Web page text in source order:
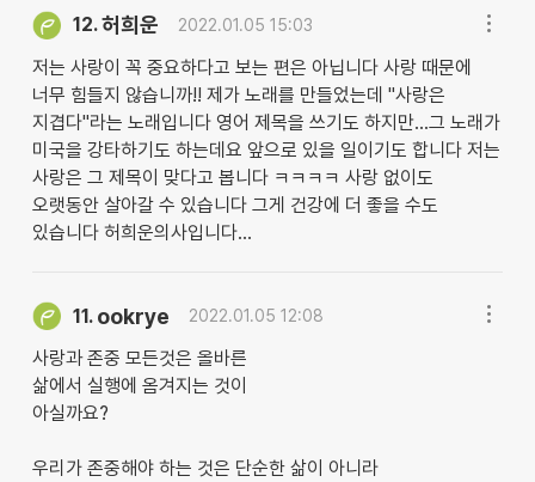
12.허희운 2022.01.05 15:03
저는 사랑이 꼭 중요하다고 보는 편은 아닙니다 사랑 때문에
너무 힘들지 않습니까!! 제가 노래를 만들었는데 "사랑은
지겹다"라는 노래입니다 영어 제목을 쓰기도 하지만...그 노래가
미국을 강타하기도 하는데요 앞으로 있을 일이기도 합니다 저는
사랑은 그 제목이 맞다고 봅니다 ㅋㅋㅋㅋ 사랑 없이도
오랫동안 살아갈 수 있습니다 그게 건강에 더 좋을 수도
있습니다 허희운의사입니다...
11. ookrye 2022.01.05 12:08
사랑과 존중 모든것은 올바른
삶에서 실행에 옴겨지는 것이
아실까요?
우리가 존중해야 하는 것은 단순한 삶이 아니라